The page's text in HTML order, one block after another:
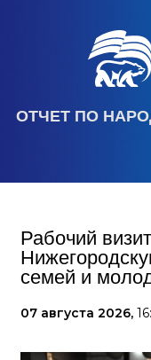
ОТЧЕТ ПО
Рабочий
семей и
07 августа 2026,